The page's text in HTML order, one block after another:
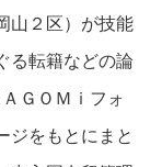
山２区）が技能
る転籍などの論
ＧＯＭｉフォ
ジをもとにまと